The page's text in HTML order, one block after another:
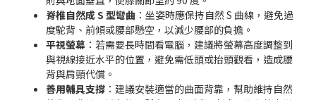
脊椎自然成 S 型彎曲 ：坐姿時應保持自然 S 曲線，避免過
度駝背、前傾或腰部懸空，以減少腰部的負擔。
平視螢幕 ：若需要長時間看電腦，建議將螢幕高度調整到
與視線接近水平的位置，避免需低頭或抬頭觀看，造成腰
背與肩頸代償。
善用輔具支撐 ：建議安裝適當的曲面背靠，幫助維持自然